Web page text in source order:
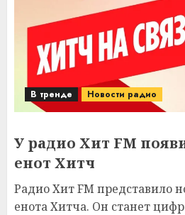
В тренде Новости радио
У радио Хит FM
енот Хитч
Радио Хит FM представило
енота Хитча. Он станет